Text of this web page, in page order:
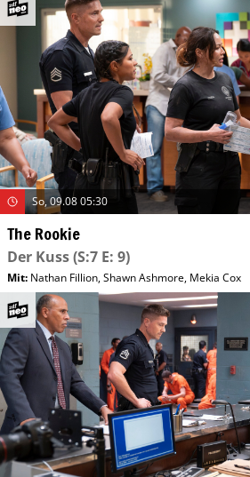
So, 09.08 05:30
The Rookie
Der Kuss(S:7 E: 9)
Mit: Nathan Fillion,Shawn Ashmore, Mekia Cox